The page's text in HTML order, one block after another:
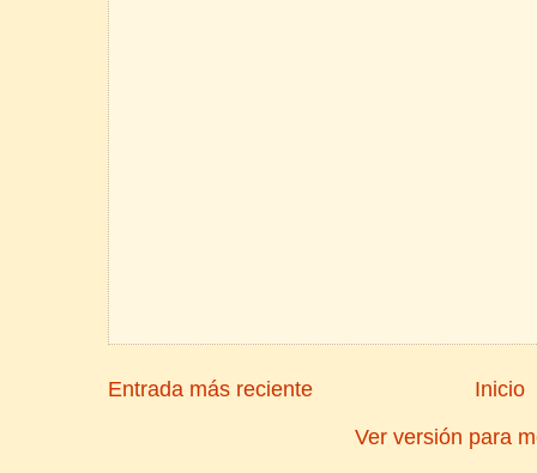
Entrada más reciente
Inicio
Ver versión para